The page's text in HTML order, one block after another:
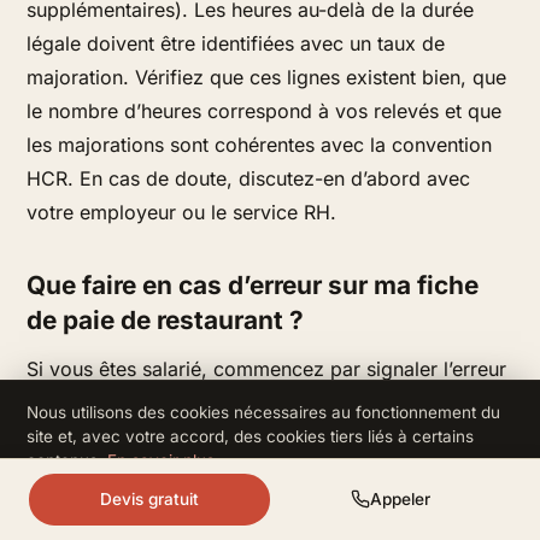
supplémentaires). Les heures au-delà de la durée
légale doivent être identifiées avec un taux de
majoration. Vérifiez que ces lignes existent bien, que
le nombre d’heures correspond à vos relevés et que
les majorations sont cohérentes avec la convention
HCR. En cas de doute, discutez-en d’abord avec
votre employeur ou le service RH.
Que faire en cas d’erreur sur ma fiche
de paie de restaurant ?
Si vous êtes salarié, commencez par signaler l’erreur
à votre employeur ou au gestionnaire de paie,
idéalement par écrit (mail) en joignant vos relevés
d’heures ou votre contrat. Beaucoup d’erreurs sont
involontaires et se corrigent via un rappel de salaire
Devis gratuit Appeler
Nous utilisons des cookies nécessaires au fonctionnement du
site et, avec votre accord, des cookies tiers liés à certains
contenus.En savoir plus.
Refuser Accepter